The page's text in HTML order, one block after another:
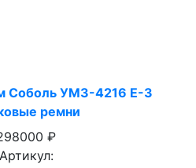
Соболь УМЗ-4216 Е-3
ремни
₽
Артикул: